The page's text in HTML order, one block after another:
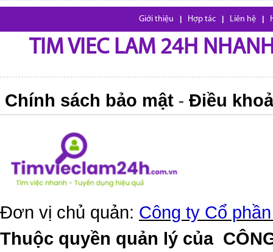
Giới thiệu Hợp tác Liên hệ
TIM VIEC LAM 24H
Chính sách bảo mật - Điều
Đơn vị chủ quản: Công ty Cổ
Thuộc quyền quản lý của